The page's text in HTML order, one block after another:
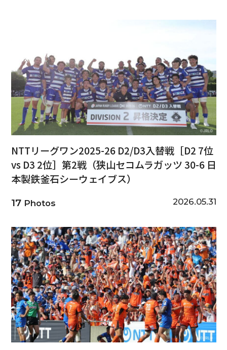
NTTリーグワン2025-26 D2/D3入替戦［D2 7位
vs D3 2位］第2戦（狭山セコムラガッツ 30-6 日
本製鉄釜石シーウェイブス）
17Photos 2026.05.31